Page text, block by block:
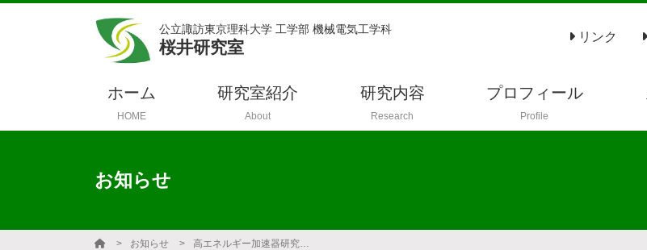
公立諏訪東京理科大学 工学部 機械電気工学科
桜井研究室
リンク
ホーム
HOME
研究室紹介
About
研究内容
Research
プロフィール
Profile
お知らせ
お知らせ 高エネルギー加速器研究機構 / JAXA宇宙科学研究所 への出張